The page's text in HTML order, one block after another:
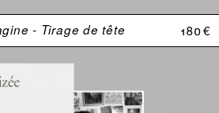
- Tirage de tête 180 €